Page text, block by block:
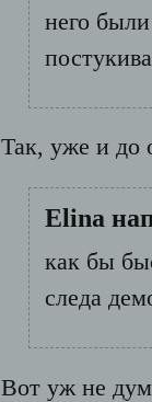
него
Так, уже и до
Elina
как бы
следа
Вот уж не